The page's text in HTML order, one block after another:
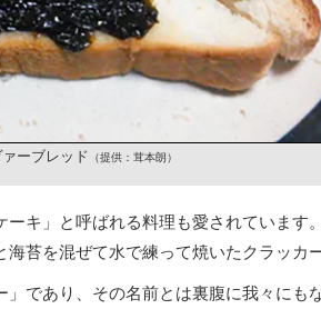
ーブレッド （提供：茸本朗）
キ」と呼ばれる料理も愛されています
苔を混ぜて水で練って焼いたクラッカ
であり、その名前とは裏腹に我々にも